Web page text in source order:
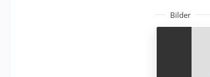
Bilder